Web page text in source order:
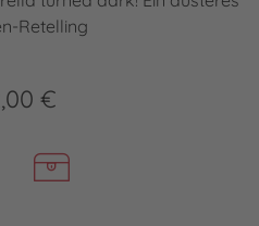
Retelling
€